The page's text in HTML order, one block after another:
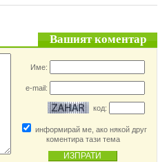
Вашият коментар
Име:
e-mail:
код:
информирай ме, ако някой друг
коментира тази тема